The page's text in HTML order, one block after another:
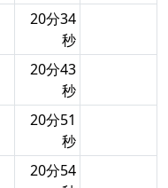
20分34
秒
20分43
秒
20分51
秒
20分54